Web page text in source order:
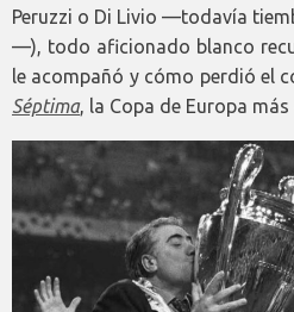
Peruzzi o Di Livio —todavía
—), todo aficionado blanco
le acompañó y cómo perdió el
Séptima, la Copa de Europa más